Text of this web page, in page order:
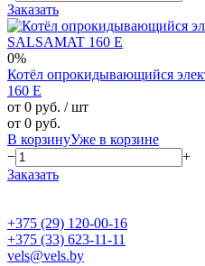
Заказать
0%
Котёл опрокидывающийся
160 E
от 0 руб. / шт
от 0 руб.
В корзинуУже в корзине
−
+
Заказать
+375 (29) 120-00-16
+375 (33) 623-11-11
vels@vels.by